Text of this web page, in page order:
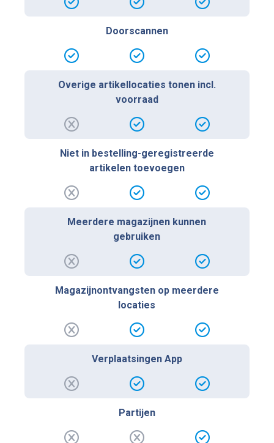
Doorscannen
Overige artikellocaties tonen incl.
voorraad
Niet in bestelling-geregistreerde
artikelen toevoegen
Meerdere magazijnen kunnen
gebruiken
Magazijnontvangsten op meerdere
locaties
Verplaatsingen App
Partijen